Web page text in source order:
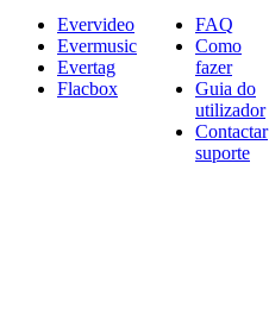
Evervideo
Evermusic
Evertag
Flacbox
FAQ
Como
fazer
Guia do
utilizador
Contactar
suporte